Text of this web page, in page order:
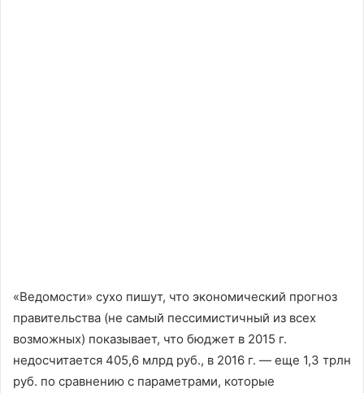
«Ведомости» сухо пишут, что экономический прогноз
правительства (не самый пессимистичный из всех
возможных) показывает, что бюджет в 2015 г.
недосчитается 405,6 млрд руб., в 2016 г. — еще 1,3 трлн
руб. по сравнению с параметрами, которые